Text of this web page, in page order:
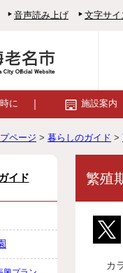
音声読み上げ 文字サイ
に 施設案内
ページ > 暮らしのガイド >
繁殖
カ
イド